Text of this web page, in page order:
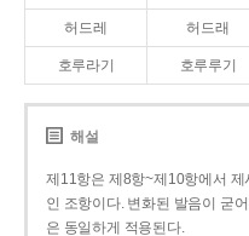
허드레 허드래
호루라기 호루루기
해설
제11항은 제8항~제10항에서
인 조항이다. 변화된 발음이 굳
은 동일하게 적용된다.